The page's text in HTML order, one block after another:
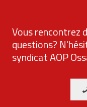
Vous rencontrez
questions?
syndicat AOP